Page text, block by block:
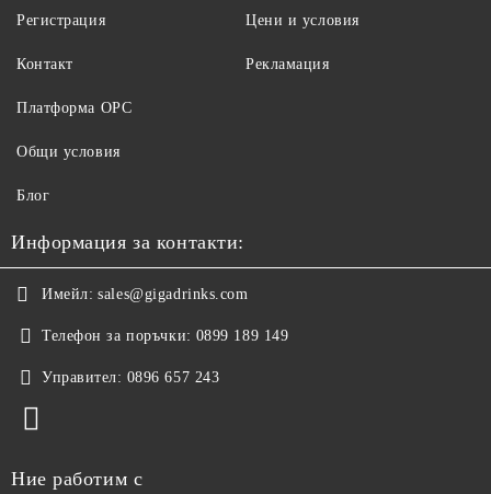
Регистрация
Контакт
Цени и условия
Рекламация
Платформа ОРС
Общи условия
Блог
Информация за контакти:
Имейл: sales@gigadrinks.com
Телефон за поръчки: 0899 189 149
Управител: 0896 657 243
Ние работим с